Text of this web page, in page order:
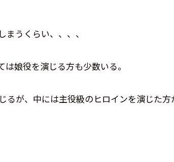
うくらい、、、、
娘役を演じる方も少数いる。
るが、中には主役級のヒロインを演じた方